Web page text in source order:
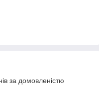
за домовленістю